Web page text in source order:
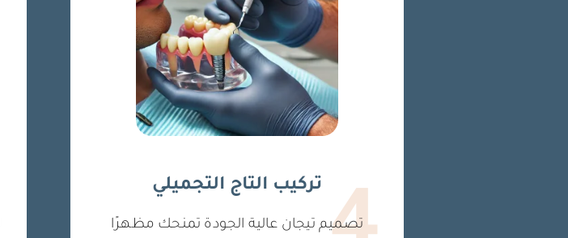
تركيب التاج التجميلي
تصميم تيجان عالية الجودة تمنحك مظهرًا